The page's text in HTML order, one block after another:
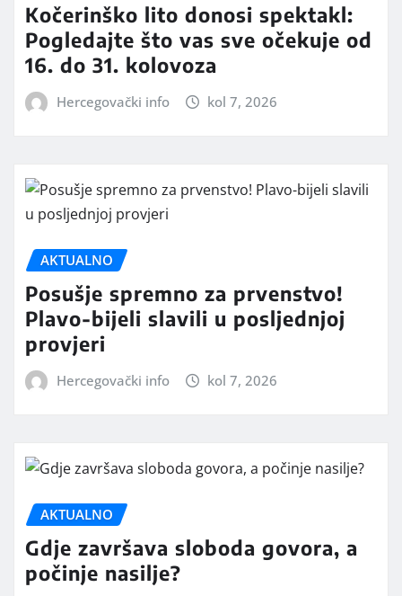
Kočerinško lito donosi spektakl:
Pogledajte što vas sve očekuje od
16. do 31. kolovoza
Hercegovački info kol 7, 2026
AKTUALNO
Posušje spremno za prvenstvo!
Plavo-bijeli slavili u posljednjoj
provjeri
Hercegovački info kol 7, 2026
AKTUALNO
Gdje završava sloboda govora, a
počinje nasilje?